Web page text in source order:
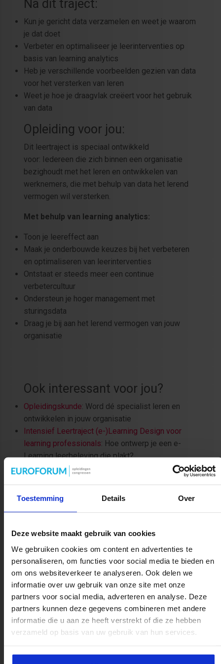
Toestemming Details Over
Deze website maakt gebruik van cookies
We gebruiken cookies om content en advertenties te
personaliseren, om functies voor social media te bieden en
om ons websiteverkeer te analyseren. Ook delen we
informatie over uw gebruik van onze site met onze
partners voor social media, adverteren en analyse. Deze
partners kunnen deze gegevens combineren met andere
informatie die u aan ze heeft verstrekt of die ze hebben
verzameld op basis van uw gebruik van hun services.
Na dit traject:
Kun je gericht data verzamelen en weet je waarom
je dat doet
Verbeter en optimaliseer je leerinterventies op
basis van learning analytics
Heb je verschillende voorbeelden gezien van data
voor het versterken van leren
Weet je hoe je draagvlak creëert voor het gebruik
van data
Opleiding voor jou:
Dit leertraject is speciaal ontwikkeld
voor: Iedereen die zich binnen een organisatie
bezighoudt met het leren en ontwikkelen van
werknemers, die met behulp van data het lerend
vermogen wil versterken.
Met behulp van learning analytics:
Toon je leereffect aan
Maak je onderbouwde keuzes bij het verbeteren
en optimaliseren van leerinterventies
Ontstaat er steeds meer een continue
verbetercultuur
Ondersteun je hoger management met
sturingsdata
Draag je bij aan het lerend vermogen van jouw
organisatie
Ook interessant voor jou?
Opleidingskunde: Word dé specialist leren en
ontwikkelen in jouw organisatie
Intensief Leertraject (e-)Learning Design voor
learning professionals: Hoe ontwerp je een e-
Learning leerbeleving die plakt?
Deze leertrack is speciaal
Iedereen die zich binnen een organisatie
werknemers, die met behulp van data het lerend
vermogen wil versterken. Je kunt hierbij denken
aan:
L&D-adviseur, specialist of managers
HR(D)-adviseurs of -medewerkers
Beleidsadviseurs of -medewerkers
Opleidingsadviseurs of -ontwikkelaars
Opleidings- of scholingscoördinatoren
opleidingskundigen/onderwijskundigen